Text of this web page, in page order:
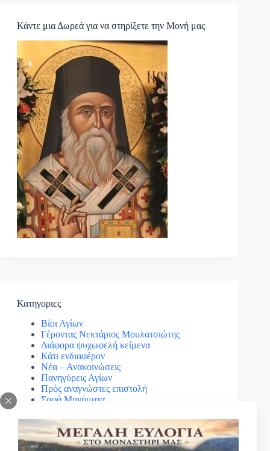
Κάντε μια Δωρεά για να στηρίξετε την Μονή μας
Κατηγοριες
Βίοι Αγίων
Γέροντας Νεκτάριος Μουλατσιώτης
Διάφορα ψυχωφελή κείμενα
Κάτι ενδιαφέρον
Νέα – Ανακοινώσεις
Πανηγύρεις Αγίων
Πρός αναγνώστες επιστολή
Σοφά Μηνύματα